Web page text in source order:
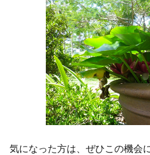
気になった方は、ぜひこの機会